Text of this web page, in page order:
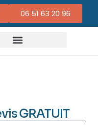
06 51 63 20 96
GRATUIT